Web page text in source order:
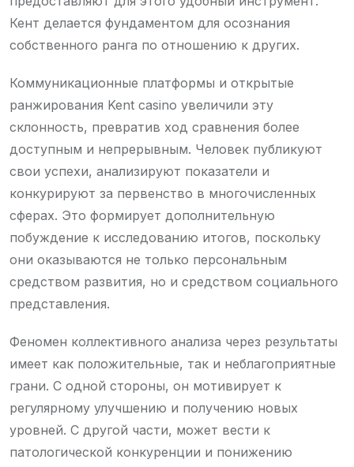
Кент делается фундаментом для осознания
собственного ранга по отношению к других.
Коммуникационные платформы и открытые
ранжирования Kent casino увеличили эту
склонность, превратив ход сравнения более
доступным и непрерывным. Человек публикуют
свои успехи, анализируют показатели и
конкурируют за первенство в многочисленных
сферах. Это формирует дополнительную
побуждение к исследованию итогов, поскольку
они оказываются не только персональным
средством развития, но и средством социального
представления.
Феномен коллективного анализа через результаты
имеет как положительные, так и неблагоприятные
грани. С одной стороны, он мотивирует к
регулярному улучшению и получению новых
уровней. С другой части, может вести к
патологической конкуренции и понижению